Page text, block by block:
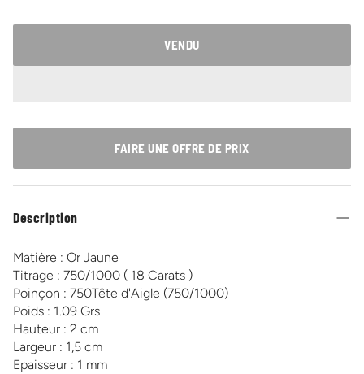
VENDU
FAIRE UNE OFFRE DE PRIX
Description
Matière : Or Jaune
Titrage : 750/1000 ( 18 Carats )
Poinçon : 750Tête d'Aigle (750/1000)
Poids : 1.09 Grs
Hauteur : 2 cm
Largeur : 1,5 cm
Epaisseur : 1 mm